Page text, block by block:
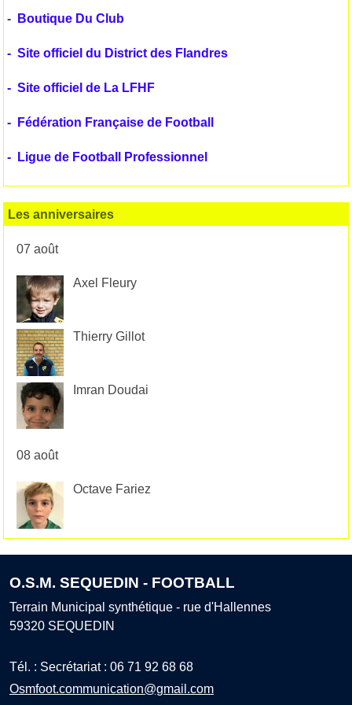
- Boutique Du Club
- Site officiel du District des Flandres
- Site officiel de La LFHF
- Fédération Française de Football
- Ligue de Football Professionnel
Les anniversaires
07 août
Axel Fleury
Thierry Gillot
Imran Doudai
08 août
Octave Fariez
O.S.M. SEQUEDIN - FOOTBALL
Terrain Municipal synthétique - rue d'Hallennes
59320 SEQUEDIN
Tél. : Secrétariat : 06 71 92 68 68
Osmfoot.communication@gmail.com